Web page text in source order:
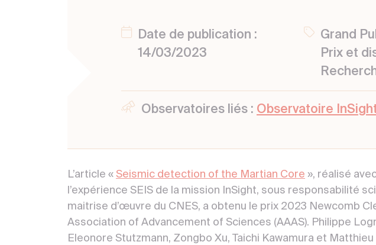
Date de publication :
14/03/2023
Grand
Prix et
Observatoires liés : Observatoire
L’article « Seismic detection of the Martian Core », réalisé
l’expérience SEIS de la mission InSight, sous responsabilité
maitrise d’œuvre du CNES, a obtenu le prix 2023 Newcomb
Association of Advancement of Sciences (AAAS). Philippe
Eleonore Stutzmann, Zongbo Xu, Taichi Kawamura et